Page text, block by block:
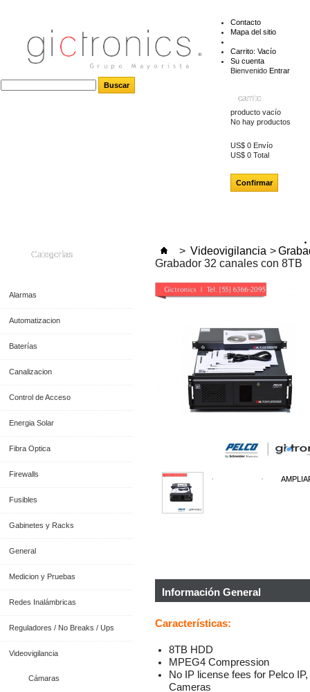
Contacto
Mapa del sitio
Carrito: Vacío
Su cuenta
Bienvenido Entrar
carrito
producto vacío
No hay productos
US$ 0 Envío
US$ 0 Total
Confirmar
Categorías
Alarmas
Automatizacion
Baterías
Canalizacion
Control de Acceso
Energia Solar
Fibra Optica
Firewalls
Fusibles
Gabinetes y Racks
General
Medicion y Pruebas
Redes Inalámbricas
Reguladores / No Breaks / Ups
Videovigilancia
Cámaras
> Videovigilancia >
Grabador 32 canales con 8TB
Información General
Características:
8TB HDD
MPEG4 Compression
No IP license fees for Pelco
Cameras